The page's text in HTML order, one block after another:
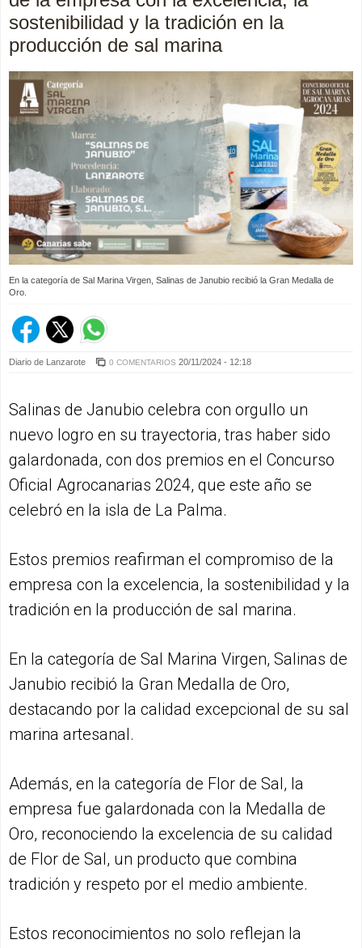
sostenibilidad y la tradición en la
producción de sal marina
En la categoría de Sal Marina Virgen, Salinas de Janubio recibió la Gran Medalla de
Oro.
Diario de Lanzarote 0 COMENTARIOS 20/11/2024 - 12:18
Salinas de Janubio celebra con orgullo un
nuevo logro en su trayectoria, tras haber sido
galardonada, con dos premios en el Concurso
Oficial Agrocanarias 2024, que este año se
celebró en la isla de La Palma.
Estos premios reafirman el compromiso de la
empresa con la excelencia, la sostenibilidad y la
tradición en la producción de sal marina.
En la categoría de Sal Marina Virgen, Salinas de
Janubio recibió la Gran Medalla de Oro,
destacando por la calidad excepcional de su sal
marina artesanal.
Además, en la categoría de Flor de Sal, la
empresa fue galardonada con la Medalla de
Oro, reconociendo la excelencia de su calidad
de Flor de Sal, un producto que combina
tradición y respeto por el medio ambiente.
Estos reconocimientos no solo reflejan la